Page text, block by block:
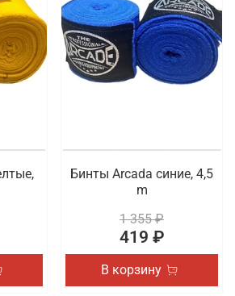
тренировок и соревнований.
в каталог, чтобы
с доступными для
Осуществляется быстрая
по Старому Осколу.
Бинты Arcada синие, 4,5
m
1 355 ₽
419 ₽
В корзину